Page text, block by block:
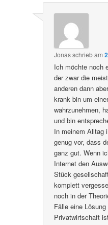
Jonasschriebam
Ich möchte noch
der zwar die
anderen dann
krank bin um
wahrzunehmen,
und bin
In meinem Alltag
genug vor, dass
ganz gut. Wenn
Internet den
Stück
komplett
noch in der
Fälle eine
Privatwirtschaft